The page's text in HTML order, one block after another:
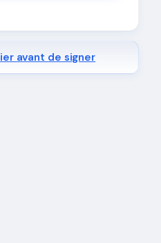
avant de signer